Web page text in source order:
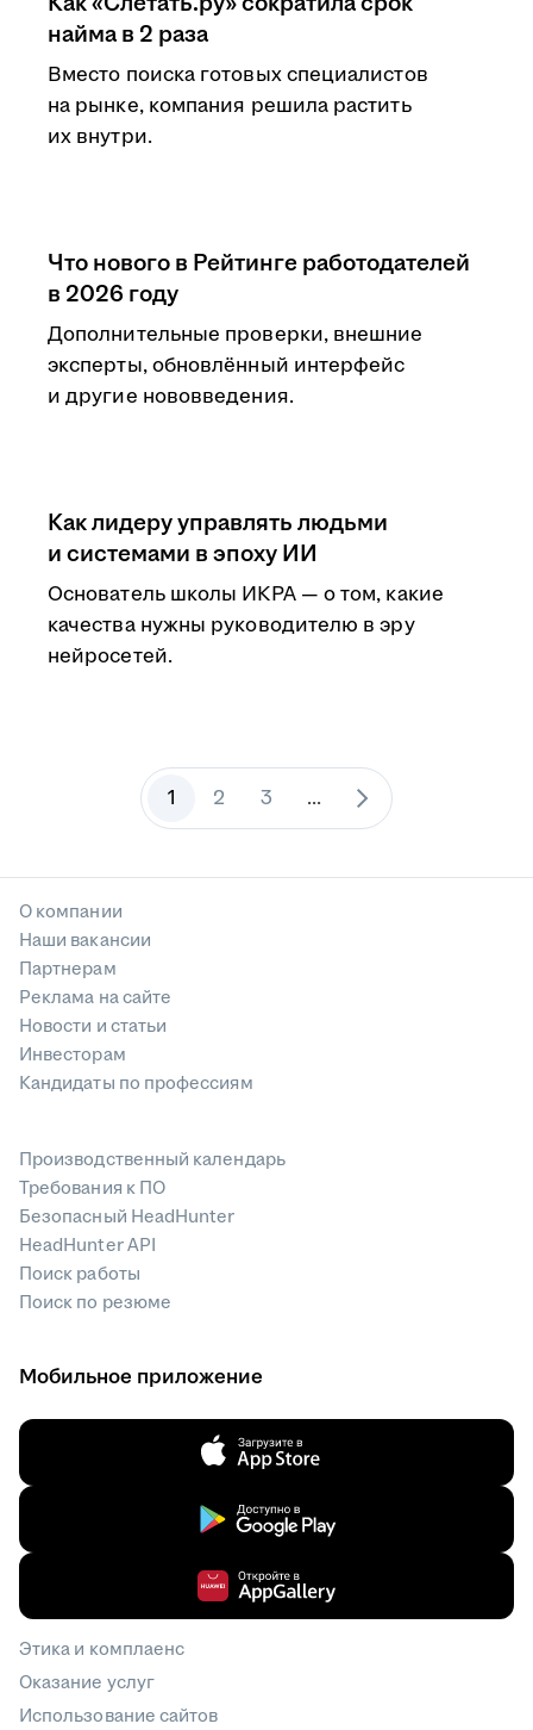
найма в 2 раза
Вместо поиска готовых специалистов
на рынке, компания решила растить
их внутри.
Что нового в Рейтинге работодателей
в 2026 году
Дополнительные проверки, внешние
эксперты, обновлённый интерфейс
и другие нововведения.
Как лидеру управлять людьми
и системами в эпоху ИИ
Основатель школы ИКРА — о том, какие
качества нужны руководителю в эру
нейросетей.
1 2 3 ...
О компании
Наши вакансии
Партнерам
Реклама на сайте
Новости и статьи
Инвесторам
Кандидаты по профессиям
Производственный календарь
Требования к ПО
Безопасный HeadHunter
HeadHunter API
Поиск работы
Поиск по резюме
Мобильное приложение
Этика и комплаенс
Оказание услуг
Использование сайтов